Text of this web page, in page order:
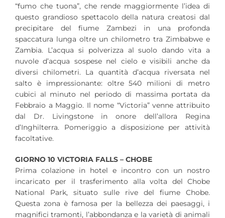
“fumo che tuona”, che rende maggiormente l’idea di
questo grandioso spettacolo della natura creatosi dal
precipitare del fiume Zambezi in una profonda
spaccatura lunga oltre un chilometro tra Zimbabwe e
Zambia. L’acqua si polverizza al suolo dando vita a
nuvole d’acqua sospese nel cielo e visibili anche da
diversi chilometri. La quantità d’acqua riversata nel
salto è impressionante: oltre 540 milioni di metro
cubici al minuto nel periodo di massima portata da
Febbraio a Maggio. Il nome “Victoria” venne attribuito
dal Dr. Livingstone in onore dell’allora Regina
d’Inghilterra. Pomeriggio a disposizione per attività
facoltative.
GIORNO 10 VICTORIA FALLS – CHOBE
Prima colazione in hotel e incontro con un nostro
incaricato per il trasferimento alla volta del Chobe
National Park, situato sulle rive del fiume Chobe.
Questa zona è famosa per la bellezza dei paesaggi, i
magnifici tramonti, l’abbondanza e la varietà di animali